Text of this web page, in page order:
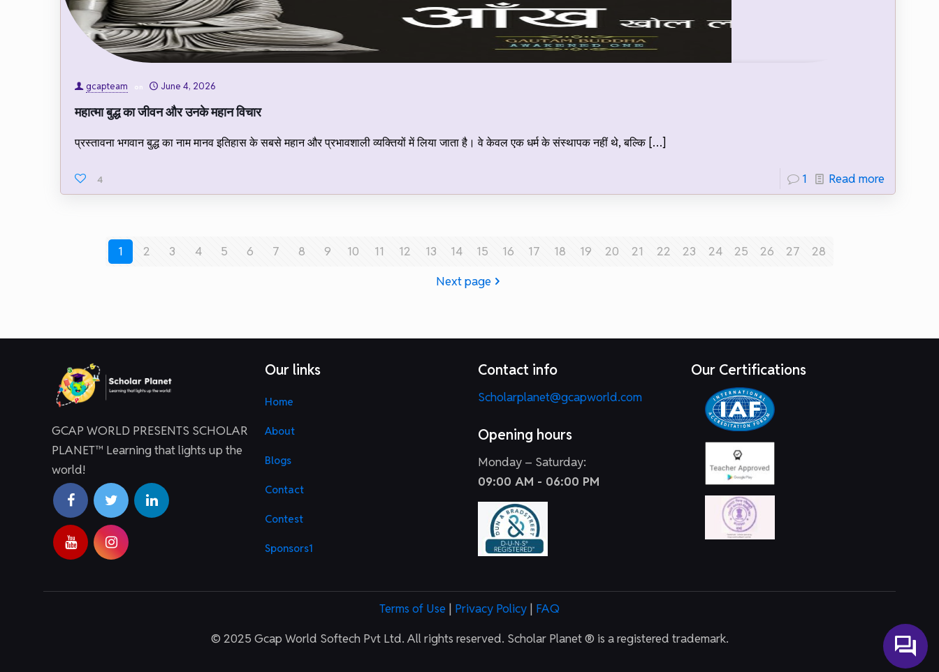
gcapteam on June 4, 2026
महात्मा बुद्ध का जीवन और उनके महान विचार
प्रस्तावना भगवान बुद्ध का नाम मानव इतिहास के सबसे महान और प्रभावशाली व्यक्तियों में लिया जाता है। वे केवल एक धर्म के संस्थापक नहीं थे, बल्कि[…]
4 1 Read more
1 2 3 4 5 6 7 8 9 10 11 12 13 14 15 16 17 18 19 20 21 22 23 24 25 26 27
28
Next page
GCAP WORLD PRESENTS SCHOLAR
PLANET™ Learning that lights up the
world!
Our links
Home
About
Blogs
Contact
Contest
Sponsors1
Contact info
Scholarplanet@gcapworld.com
Opening hours
Monday – Saturday:
09:00 AM - 06:00 PM
Our Certifications
Terms of Use | Privacy Policy | FAQ
© 2025 Gcap World Softech Pvt Ltd. All rights reserved. Scholar Planet ® is a registered trademark.